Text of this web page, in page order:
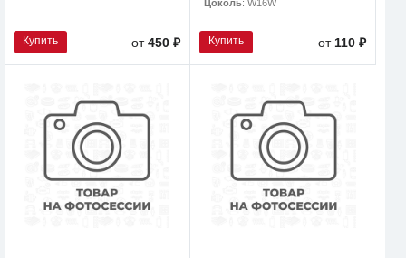
Купить от450 ₽
Цоколь: W16W
Купить от 110 ₽